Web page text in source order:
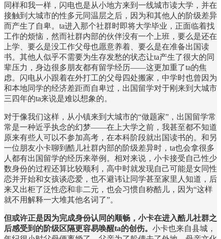
同样和我一样，闪电也是从小地方来到一线城市读大学，并在
接触到大城市的性多元同温层之后，因为和其他人的阶级差异
而产生了自卑。ta进入那个社群时即将大学毕业，正面临着找
工作的烦恼，然而社群内部的伙伴没有一个上班，要么是还在
上学、要么是没工作父母也愿意养着、要么是在准备出国读
书。其他人似乎不需要为生存发愁的状态让ta产生了很大的同
辈压力，身边很多朋友都有留学经历——这更加重了ta的焦
虑。闪电从小跟着在外打工的父母四处搬家，中学时也曾因为
和本地同学的经济差距而自卑过，出国留学对于刚来到大城市
三四年的ta来说是难以想象的。
对于像我们这样，从小镇来到大城市的“做题家”，出国留学常
常是一种近乎执念的幻梦——在上大学之前，我甚至都不知道
原来有些人可以不参加高考，在本科阶段就出国读书的。和另
一位朋友小卡聊到酷儿社群内部的阶级差异时，ta也会拿很多
人都有出国留学的经历来举例。相对来说，小卡接受自己性少
数身份的过程还算比较顺利，高中时就发现自己可能是女同性
恋并开始和女孩谈恋爱，也不避讳让同学甚至家里人知道，后
来又出柜了泛性恋和非二元，也会习惯自称酷儿，因为“这样
就不用解释一大堆其他名词了”。
但或许正是因为完成身份认同的顺畅，小卡在进入酷儿社群之
后感受到的阶级区隔更容易唤醒ta的创伤。 小卡也来自县城，